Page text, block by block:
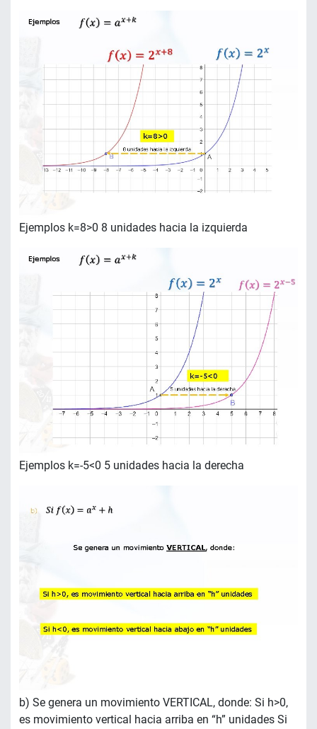
Ejemplos k=8>0 8 unidades hacia la izquierda
Ejemplos k=-5<0 5 unidades hacia la derecha
b) Se genera un movimiento VERTICAL, donde: Si h>0,
es movimiento vertical hacia arriba en “h” unidades Si